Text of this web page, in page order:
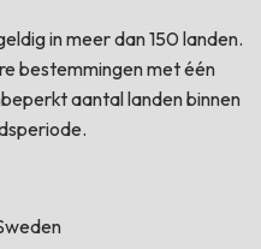
in meer dan 150 landen.
bestemmingen met één
aantal landen binnen